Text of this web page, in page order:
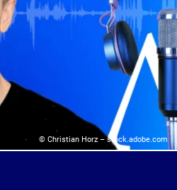
© Christian Horz – stock.adobe.com